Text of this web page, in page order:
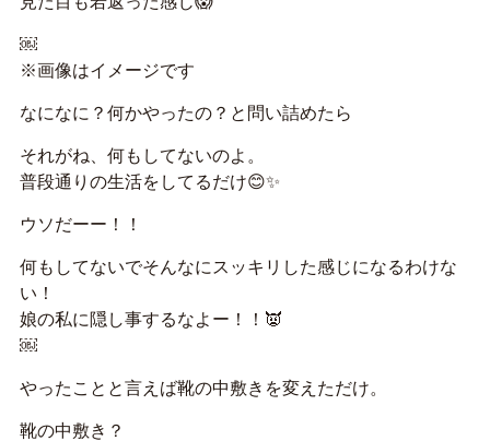
￼
※画像はイメージです
なになに？何かやったの？と問い詰めたら
それがね、何もしてないのよ。
普段通りの生活をしてるだけ😊✨
ウソだーー！！
何もしてないでそんなにスッキリした感じになるわけな
い！
娘の私に隠し事するなよー！！👿
￼
やったことと言えば靴の中敷きを変えただけ。
靴の中敷き？